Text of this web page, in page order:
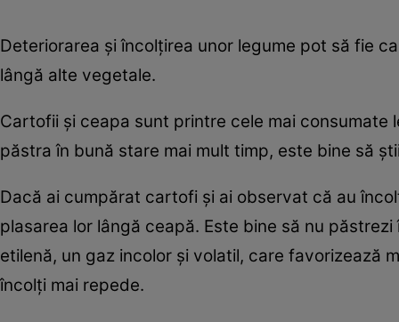
Deteriorarea şi încolţirea unor legume pot să fie
lângă alte vegetale.
Cartofii şi ceapa sunt printre cele mai consumate
păstra în bună stare mai mult timp, este bine să
Dacă ai cumpărat cartofi şi ai observat că au
plasarea lor lângă ceapă. Este bine să nu
etilenă, un gaz incolor și volatil, care favorizează
încolţi mai repede.